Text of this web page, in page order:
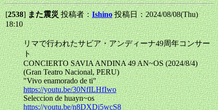
[2538]また震災投稿者：Ishino 投稿日：2024/08/08(Thu)
18:10
リマで行われたサビア・アンディーナ49周年コンサー
ト
CONCIERTO SAVIA ANDINA 49 AN~OS (2024/8/4)
(Gran Teatro Nacional, PERU)
"Vivo enamorado de ti"
https://youtu.be/30NfILHfIwo
Seleccion de huayn~os
https://youtu.be/n8DXDi5wcS8